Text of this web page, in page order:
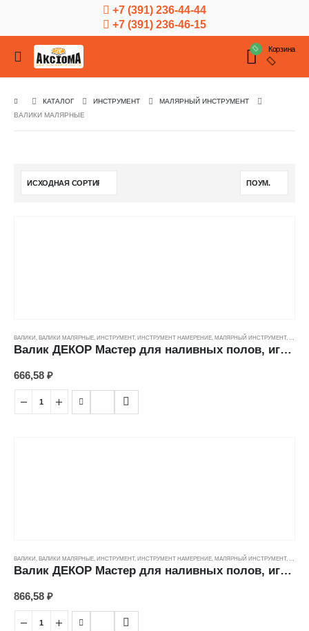
+7 (391) 236-44-44
+7 (391) 236-46-15
Корзина
КАТАЛОГ ИНСТРУМЕНТ
МАЛЯРНЫЙ ИНСТРУМЕНТ
ВАЛИКИ МАЛЯРНЫЕ
ВАЛИКИ ВАЛИКИ МАЛЯРНЫЕ ИНСТРУМЕНТ, ИНСТРУМЕНТ НАМЕРЕНИЕ МАЛЯРНЫЙ ИНСТРУМЕНТ,
Валик ДЕКОР Мастер для наливных полов, игольчатый (14мм/300мм)
666,58 ₽
ВАЛИКИ ВАЛИКИ МАЛЯРНЫЕ ИНСТРУМЕНТ, ИНСТРУМЕНТ НАМЕРЕНИЕ МАЛЯРНЫЙ ИНСТРУМЕНТ,
Валик ДЕКОР Мастер для наливных полов, игольчатый (14мм/400мм)
866,58 ₽